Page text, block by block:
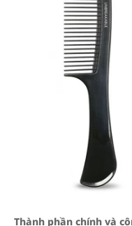
Thành phần chính và